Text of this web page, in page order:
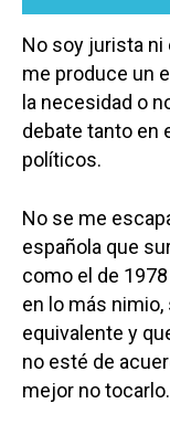
No soy jurista ni
me produce un
la necesidad o
debate tanto en
políticos.
No se me
española que
como el de
en lo más
equivalente y
no esté de
mejor no tocarlo.